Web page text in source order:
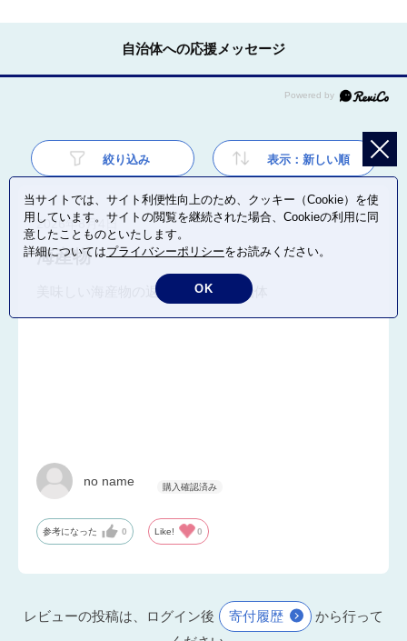
自治体への応援メッセージ
絞り込み 表示：新しい順
2026年8月4日
海産物
美味しい海産物の返礼品が多い自治体
no name
参考になった 0 Like! 0
レビューの投稿は、ログイン後 寄付履歴
から行って
当サイトでは、サイト利便性向上のため、クッキー（Cookie）を使
用しています。サイトの閲覧を継続された場合、Cookieの利用に同
意したことものといたします。
詳細についてはプライバシーポリシーをお読みください。
OK